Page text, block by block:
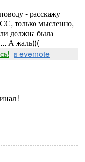
- расскажу
только мысленно,
должна была
А жаль(((
в evernote